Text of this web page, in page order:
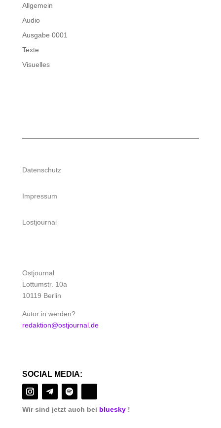
Allgemein
Audio
Ausgabe 0001
Texte
Visuelles
Datenschutz
Impressum
Lostjournal
Ostjournal
Lottumstr. 10a
10119 Berlin
Autor:in werden?
redaktion@ostjournal.de
SOCIAL MEDIA:
Wir sind jetzt auch bei bluesky !